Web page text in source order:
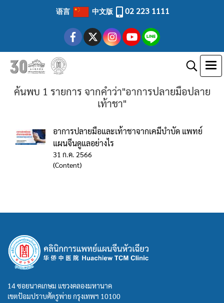
语言 中文版 02 223 1111
ค้นพบ 1 รายการ จากคำว่า"อาการปลายมือปลาย
เท้าชา"
อาการปลายมือและเท้าชาจากเคมีบำบัด แพทย์
แผนจีนดูแลอย่างไร
31 ก.ค. 2566
(Content)
14 ซอยนาคเกษม แขวงคลองมหานาค
เขตป้อมปราบศัตรูพ่าย กรุงเทพฯ 10100